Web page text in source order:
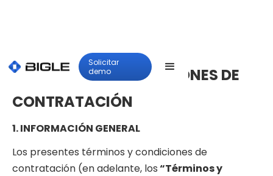
Solicitar
demo
I. TÉRMINOS Y CONDICIONES DE
CONTRATACIÓN
1. INFORMACIÓN GENERAL
Los presentes términos y condiciones de
contratación (en adelante, los“Términos y